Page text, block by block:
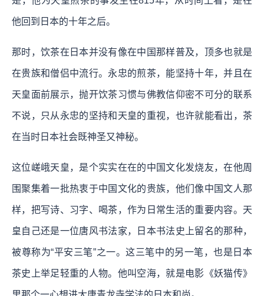
他回到日本的十年之后。
那时，饮茶在日本并没有像在中国那样普及，顶多也就是
在贵族和僧侣中流行。永忠的煎茶，能坚持十年，并且在
天皇面前展示，抛开饮茶习惯与佛教信仰密不可分的联系
不说，只从永忠的坚持和天皇的重视，也许就能看出，茶
在当时日本社会既神圣又神秘。
这位嵯峨天皇，是个实实在在的中国文化发烧友，在他周
围聚集着一批热衷于中国文化的贵族，他们像中国文人那
样，把写诗、习字、喝茶，作为日常生活的重要内容。天
皇自己还是一位唐风书法家，日本书法史上留名的那种，
被尊称为“平安三笔”之一。这三笔中的另一笔，也是日本
茶史上举足轻重的人物。他叫空海，就是电影《妖猫传》